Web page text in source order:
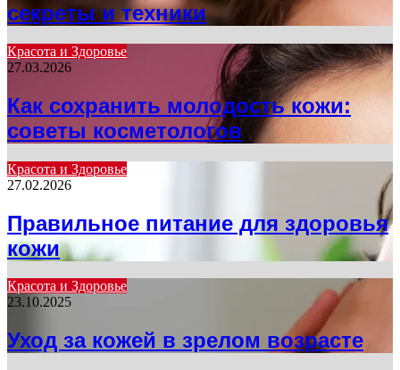
секреты и техники
Красота и Здоровье
27.03.2026
Как сохранить молодость кожи:
советы косметологов
Красота и Здоровье
27.02.2026
Правильное питание для здоровья
кожи
Красота и Здоровье
23.10.2025
Уход за кожей в зрелом возрасте